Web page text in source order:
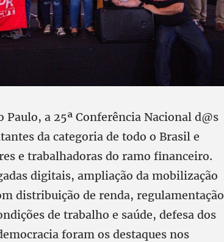
a 25ª Conferência Nacional d@s
da categoria de todo o Brasil e
e trabalhadoras do ramo financeiro.
digitais, ampliação da mobilização
distribuição de renda, regulamentação
de trabalho e saúde, defesa dos
foram os destaques nos